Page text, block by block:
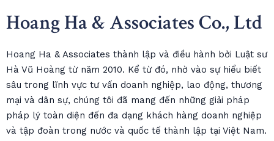
Hoang Ha & Associates Co., Ltd
Hoang Ha & Associates thành lập và điều hành bởi Luật sư
Hà Vũ Hoàng từ năm 2010. Kể từ đó, nhờ vào sự hiểu biết
sâu trong lĩnh vực tư vấn doanh nghiệp, lao động, thương
mại và dân sự, chúng tôi đã mang đến những giải pháp
pháp lý toàn diện đến đa dạng khách hàng doanh nghiệp
và tập đoàn trong nước và quốc tế thành lập tại Việt Nam.